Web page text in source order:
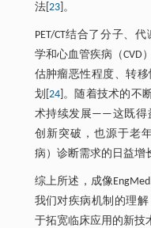
法[ 23]。
PET/CT结合了分子、
学和心血管疾病（CVD
估肿瘤恶性程度、转
划[ 24]。随着技术的不
术持续发展——这既得
创新突破，也源于老
病）诊断需求的日益增
综上所述，成像
我们对疾病机制的理
于拓宽临床应用的新技